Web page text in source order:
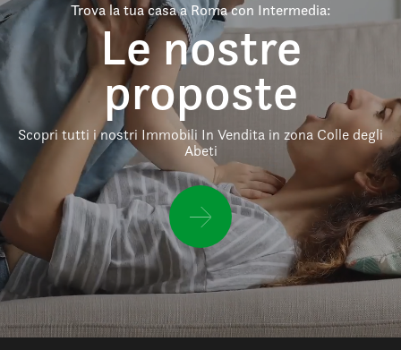
Trova la tua casa a Roma con Intermedia:
Le nostre
proposte
Scopri tutti i nostri Immobili In Vendita in zona Colle degli
Abeti